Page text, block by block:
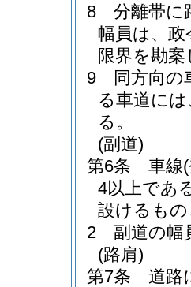
8
分離帯に
幅員は、
限界を勘
9
同方向
る車道に
る。
(副道)
第6条
車線
4以上であ
設けるも
2
副道の幅
(路肩)
第7条
道路